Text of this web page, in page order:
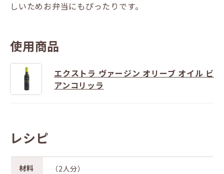
しいためお弁当にもぴったりです。
使用商品
エクストラ ヴァージン オリーブ オイル ビ
アンコリッラ
レシピ
材料
（2人分）